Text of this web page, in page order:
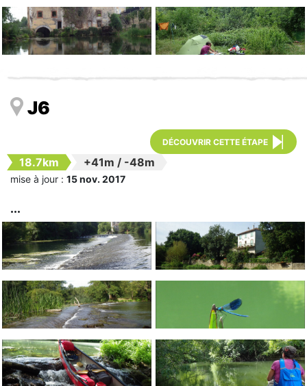
J6
DÉCOUVRIR CETTE ÉTAPE
18.7km +41m / -48m
mise à jour : 15 nov. 2017